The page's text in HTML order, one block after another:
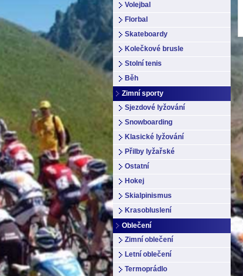
Volejbal
Florbal
Skateboardy
Kolečkové brusle
Stolní tenis
Běh
Zimní sporty
Sjezdové lyžování
Snowboarding
Klasické lyžování
Přilby lyžařské
Ostatní
Hokej
Skialpinismus
Krasobluslení
Oblečení
Zimní oblečení
Letní oblečení
Termoprádlo